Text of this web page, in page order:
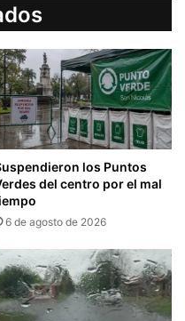
los Puntos
del centro por el mal
6 de agosto de 2026